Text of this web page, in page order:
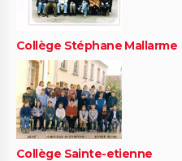
Collège Stéphane Mallarme
Collège Sainte-etienne